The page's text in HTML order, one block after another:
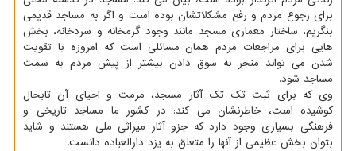
برای رجوع مردم و رفع مشکلاتشان بوده است و اگر به مساجد قدیمی
بنگریم، ساختار معماری مسجد مانند وجود گرمخانه و سردخانه، بخش
هایی برای مراجعات مردم همان مسائلی است که امروزه با تقویت
شدن می تواند منجر به سوق دادن بیشتر از پیش مردم به سمت
مساجد شود.
وی که برای ثبت تک تک آثار مسجد، مرمت و احیای آن تابحال
کوشیده است، خاطرنشان می کند: در کشور ما مساجد تاریخی و
فرهنگی بسیاری وجود دارد که جزو آثار میراثی ملی هستند و شاید
بتوان بخش عظیمی از آنها را متعلق به یزد دارالعباده دانست.